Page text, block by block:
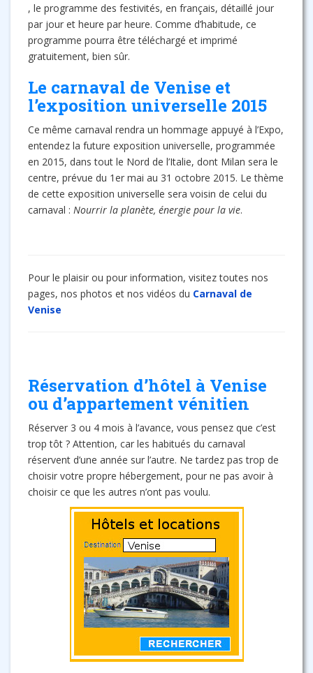
, le programme des festivités, en français, détaillé jour
par jour et heure par heure. Comme d’habitude, ce
programme pourra être téléchargé et imprimé
gratuitement, bien sûr.
Le carnaval de Venise et
l’exposition universelle 2015
Ce même carnaval rendra un hommage appuyé à l’Expo,
entendez la future exposition universelle, programmée
en 2015, dans tout le Nord de l’Italie, dont Milan sera le
centre, prévue du 1er mai au 31 octobre 2015. Le thème
de cette exposition universelle sera voisin de celui du
carnaval : Nourrir la planète, énergie pour la vie.
Pour le plaisir ou pour information, visitez toutes nos
pages, nos photos et nos vidéos du Carnaval de
Venise
Réservation d’hôtel à Venise
ou d’appartement vénitien
Réserver 3 ou 4 mois à l’avance, vous pensez que c’est
trop tôt ? Attention, car les habitués du carnaval
réservent d’une année sur l’autre. Ne tardez pas trop de
choisir votre propre hébergement, pour ne pas avoir à
choisir ce que les autres n’ont pas voulu.